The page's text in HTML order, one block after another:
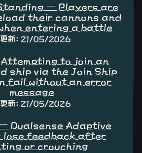
– Players are
their cannons and
entering a battle
更新: 21/05/2026
to join an
ship via the Join Ship
fail without an error
message
更新: 21/05/2026
Dualsense Adaptive
lose feedback after
or crouching